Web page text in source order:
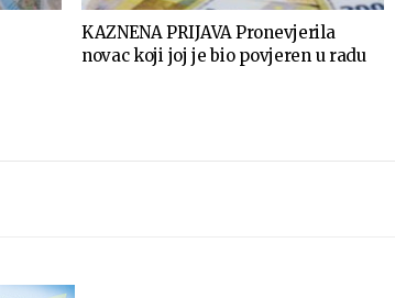
KAZNENA PRIJAVA Pronevjerila
novac koji joj je bio povjeren u radu